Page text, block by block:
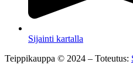
Sijainti kartalla
Teippikauppa © 2024 – Toteutus: